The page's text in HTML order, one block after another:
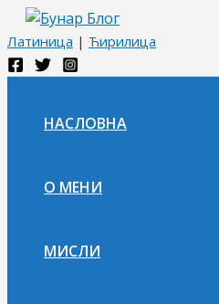
Пређи
на
садржај
Латиница | Ћирилица
НАСЛОВНА
О МЕНИ
МИСЛИ